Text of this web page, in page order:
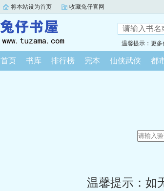
将本站设为首页 收藏兔仔官网
温馨提示：更
首页 书库 排行榜 完本 仙侠武侠 都
温馨提示：如